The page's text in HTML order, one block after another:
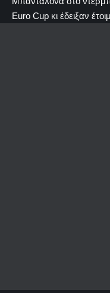
Euro Cup κι έδειξαν